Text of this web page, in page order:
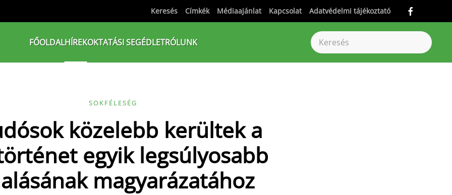
Keresés Címkék Médiaajánlat Kapcsolat Adatvédelmi tájékoztató
FŐOLDALHÍREKOKTATÁSI SEGÉDLETRÓLUNK
SOKFÉLESÉG
közelebb kerültek a
egyik legsúlyosabb
magyarázatához